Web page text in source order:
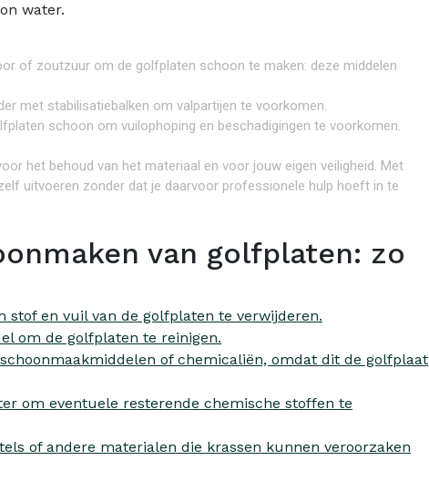
water.
of zoutzuur om de golfplaten schoon te maken: deze middelen
met stabilisatiebalken om valpartijen te voorkomen.
schoon om vuilophoping en beschadigingen te voorkomen.
het behoud van het materiaal en voor jouw eigen veiligheid. Met
uitvoeren zonder dat je daarvoor professionele hulp hoeft in te
van golfplaten: zo
stof en vuil van de golfplaten te verwijderen.
om de golfplaten te reinigen.
of chemicaliën, omdat dit de golfplaat
om eventuele resterende chemische stoffen te
of andere materialen die krassen kunnen veroorzaken